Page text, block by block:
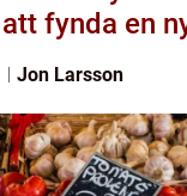
fynda en
Jon Larsson